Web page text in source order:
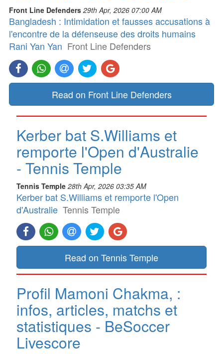
Front Line Defenders 29th Apr, 2026 07:00 AM
Bangladesh : Intimidation et fausses accusations à
l'encontre de la défenseuse des droits humains
Rani Yan Yan Front Line Defenders
Read on Front Line Defenders
Kerber bat S.Williams et
remporte l'Open d'Australie
- Tennis Temple
Tennis Temple 28th Apr, 2026 03:35 AM
Kerber bat S.Williams et remporte l'Open
d'Australie Tennis Temple
Read on Tennis Temple
Profil Mamoni Chakma, :
infos, articles, matchs et
statistiques - BeSoccer
Livescore